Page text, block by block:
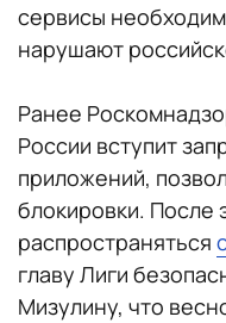
сервисы
нарушают
Ранее
России вступит
приложений,
блокировки. После
распространяться
главу Лиги
Мизулину, что